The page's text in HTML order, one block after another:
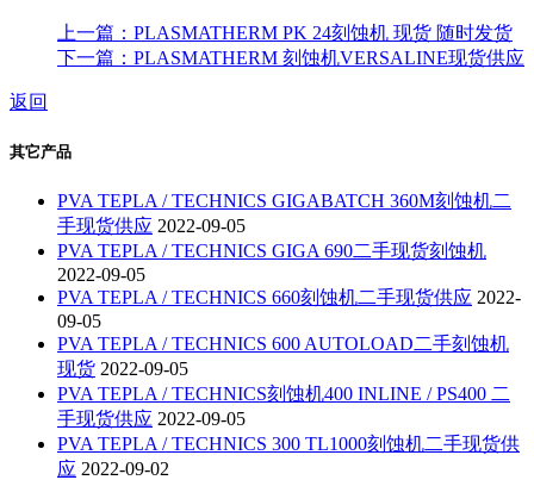
上一篇：PLASMATHERM PK 24刻蚀机 现货 随时发货
下一篇：PLASMATHERM 刻蚀机VERSALINE现货供应
返回
其它产品
PVA TEPLA / TECHNICS GIGABATCH 360M刻蚀机二
手现货供应 2022-09-05
PVA TEPLA / TECHNICS GIGA 690二手现货刻蚀机
2022-09-05
PVA TEPLA / TECHNICS 660刻蚀机二手现货供应 2022-
09-05
PVA TEPLA / TECHNICS 600 AUTOLOAD二手刻蚀机
现货 2022-09-05
PVA TEPLA / TECHNICS刻蚀机400 INLINE / PS400 二
手现货供应 2022-09-05
PVA TEPLA / TECHNICS 300 TL1000刻蚀机二手现货供
应 2022-09-02